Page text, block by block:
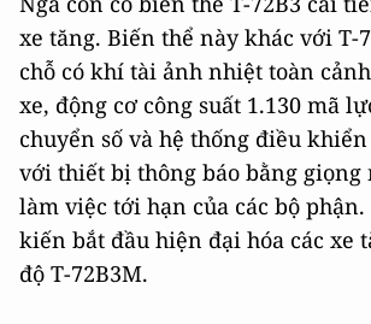
xe tăng. Biến thể này khác với T-
chỗ có khí tài ảnh nhiệt toàn
xe, động cơ công suất 1.130 mã
chuyển số và hệ thống điều
với thiết bị thông báo bằng giọng
làm việc tới hạn của các bộ
kiến bắt đầu hiện đại hóa các xe
độ T-72B3M.